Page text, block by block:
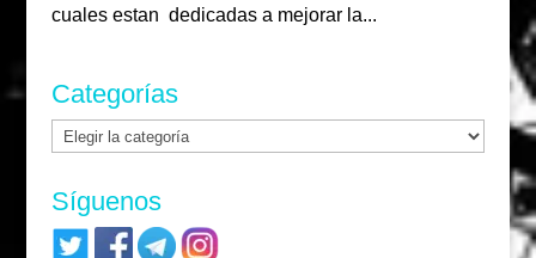
cuales estan dedicadas a mejorar la...
Categorías
Categorías
Síguenos